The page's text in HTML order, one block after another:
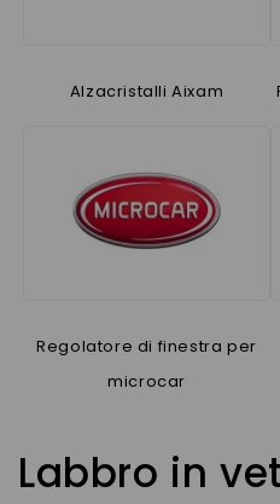
Alzacristalli Aixam
Regolatore di finestra per
microcar
Labbro in